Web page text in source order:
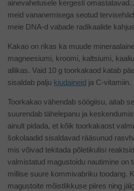
ainevahetusele kergesti
meid vananemisega seotud
meie DNA-d vabade radikaalide
Kakao on rikas ka muude
magneesiumi, kroomi, kaltsiumi,
allikas. Vaid 10 g toorkakaod katab
sisaldab palju kiudaineid ja C-vitamiin.
Toorkakao vähendab söögiisu, aitab
suurendab tähelepanu ja
ainult pidada, et kõik toorkakaost
šokolaadid sisaldavad rääsunud
mis võivad tekitada põletikulisi
valmistatud magustoidu nautimine on
millise suure kommivabriku toodang.
magustoite mõistlikkuse piires ning